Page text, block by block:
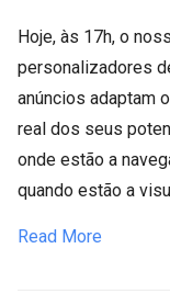
Hoje, às 17h, o
personalizadores
anúncios adaptam
real dos seus
onde estão a
quando estão a
Read More